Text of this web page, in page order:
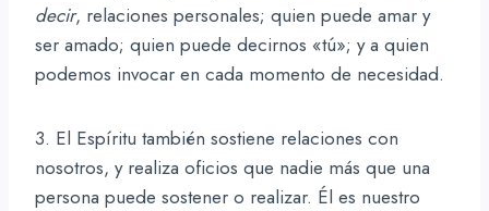
decir, relaciones personales; quien puede amar y
ser amado; quien puede decirnos «tú»; y a quien
podemos invocar en cada momento de necesidad.
3. El Espíritu también sostiene relaciones con
nosotros, y realiza oficios que nadie más que una
persona puede sostener o realizar. Él es nuestro